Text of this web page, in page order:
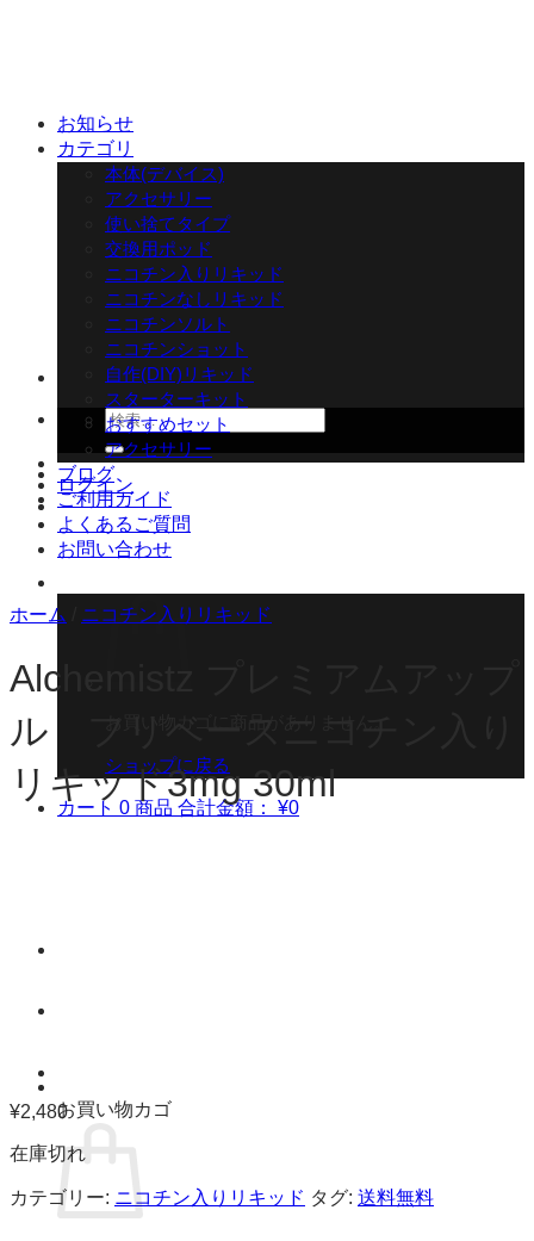
検
索
対
象:
ログイン
ショップに戻る
カート 0 商品 合計金額： ¥0
お買い物カゴ
お知らせ
カテゴリ
本体(デバイス)
アクセサリー
使い捨てタイプ
交換用ポッド
ニコチン入りリキッド
ニコチンなしリキッド
ニコチンソルト
ニコチンショット
自作(DIY)リキッド
スターターキット
おすすめセット
アクセサリー
ブログ
ご利用ガイド
よくあるご質問
お問い合わせ
ホーム ニコチン入りリキッド
Alchemistz プレミアムアップ
ル フリベースニコチン入り
リキッド3mg 30ml
¥2,480
在庫切れ
カテゴリー: ニコチン入りリキッド タグ: 送料無料